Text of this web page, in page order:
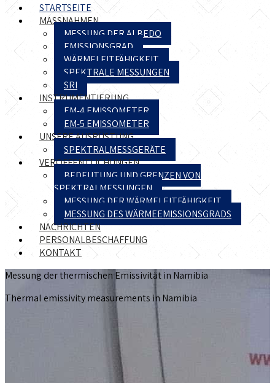
STARTSEITE
MASSNAHMEN
MESSUNG DER ALBEDO
EMISSIONSGRAD
WÄRMELEITFÄHIGKEIT
SPEKTRALE MESSUNGEN
SRI
INSTRUMENTIERUNG
EM-4 EMISSOMETER
EM-5 EMISSOMETER
UNSERE AUSRÜSTUNG
SPEKTRALMESSGERÄTE
VERÖFFENTLICHUNGEN
BEDEUTUNG UND GRENZEN VON
SPEKTRALMESSUNGEN
MESSUNG DER WÄRMELEITFÄHIGKEIT
MESSUNG DES WÄRMEEMISSIONSGRADS
NACHRICHTEN
PERSONALBESCHAFFUNG
KONTAKT
Messung der thermischen Emissivität in Namibia
Thermal emissivity measurements in Namibia